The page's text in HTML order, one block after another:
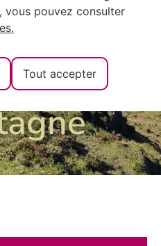
et
vous pouvez consulter
Tout accepter